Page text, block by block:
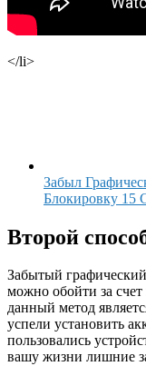
</li>
Забыл
Блокировку 15
Второй
Забытый
можно обойти за
данный метод
успели установить
пользовались
вашу жизни лишние